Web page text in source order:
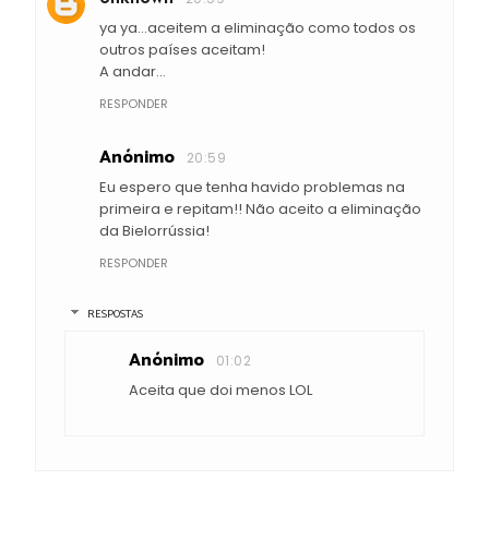
ya ya...aceitem a eliminação como todos os
outros países aceitam!
A andar...
RESPONDER
Anónimo 20:59
Eu espero que tenha havido problemas na
primeira e repitam!! Não aceito a eliminação
da Bielorrússia!
RESPONDER
RESPOSTAS
Anónimo 01:02
Aceita que doi menos LOL